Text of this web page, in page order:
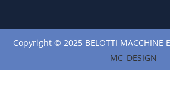
Copyright © 2025 BELOTTI MACCHINE
MC_DESIGN